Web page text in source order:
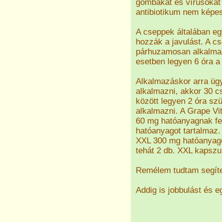
gombákat és
antibiotikum nem
A cseppek általában
hozzák a javulást. A
párhuzamosan
esetben legyen 6 óra
Alkalmazáskor arra
alkalmazni, akkor 30
között legyen 2 óra
alkalmazni. A Grape
60 mg hatóanyagnak
hatóanyagot
XXL 300 mg
tehát 2 db. XXL
Remélem tudtam
Addig is jobbulást és